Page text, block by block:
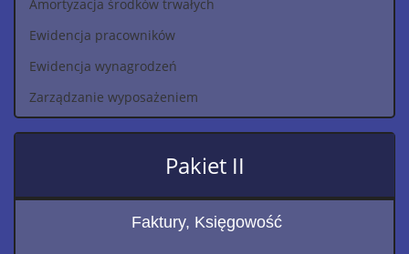
Amortyzacja środków trwałych
Ewidencja pracowników
Ewidencja wynagrodzeń
Zarządzanie wyposażeniem
Pakiet II
Faktury, Księgowość